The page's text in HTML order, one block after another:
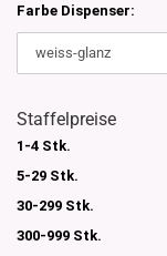
Farbe Dispenser:
Staffelpreise
1-4 Stk.
5-29 Stk.
30-299 Stk.
300-999 Stk.